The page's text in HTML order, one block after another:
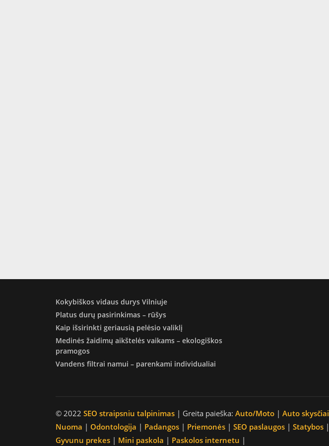
Kokybiškos vidaus durys Vilniuje
Platus durų pasirinkimas – rūšys
Kaip išsirinkti geriausią pelėsio valiklį
Medinės žaidimų aikštelės vaikams – ekologiškos
pramogos
Vandens filtrai namui – parenkami individualiai
© 2022 SEO straipsniu talpinimas | Greita paieška: Auto/Moto | Auto skysčiai
Nuoma | Odontologija | Padangos | Priemonės | SEO paslaugos | Statybos |
Gyvunu prekes | Mini paskola | Paskolos internetu |